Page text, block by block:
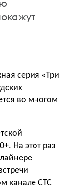
серия «Три
во многом
На этот раз
канале СТС